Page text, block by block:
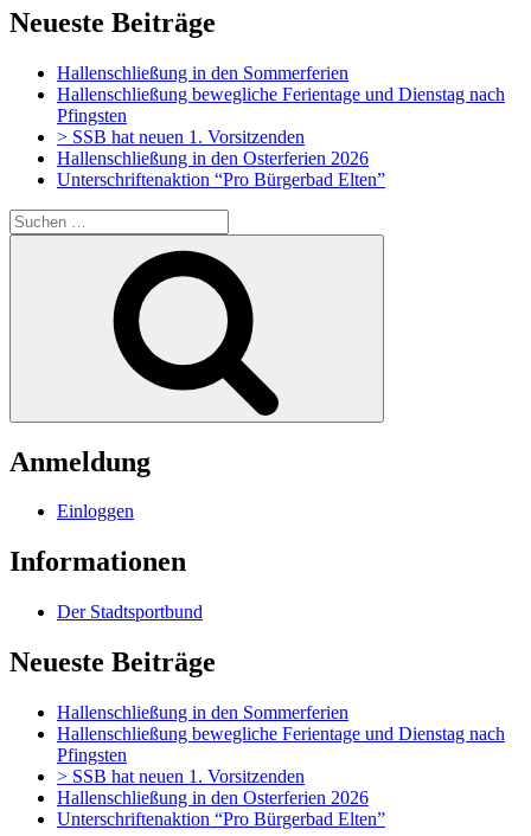
Neueste Beiträge
Hallenschließung in den Sommerferien
Hallenschließung bewegliche Ferientage und Dienstag nach
Pfingsten
> SSB hat neuen 1. Vorsitzenden
Hallenschließung in den Osterferien 2026
Unterschriftenaktion “Pro Bürgerbad Elten”
Suchen
nach:
Anmeldung
Einloggen
Informationen
Der Stadtsportbund
Neueste Beiträge
Hallenschließung in den Sommerferien
Hallenschließung bewegliche Ferientage und Dienstag nach
Pfingsten
> SSB hat neuen 1. Vorsitzenden
Hallenschließung in den Osterferien 2026
Unterschriftenaktion “Pro Bürgerbad Elten”